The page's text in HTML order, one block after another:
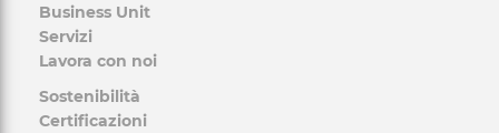
Business Unit
Servizi
Lavora con noi
Sostenibilità
Certificazioni